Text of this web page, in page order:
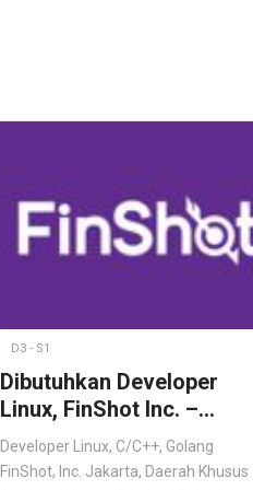
D3 - S1
Dibutuhkan Developer
Linux, FinShot Inc. –
Jakarta
Developer Linux, C/C++, Golang
FinShot, Inc. Jakarta, Daerah Khusus